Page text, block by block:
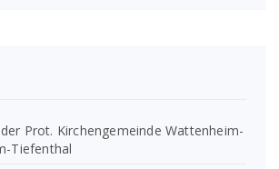
Prot. Kirchengemeinde Wattenheim-
Tiefenthal